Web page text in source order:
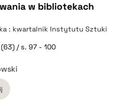
w bibliotekach
: kwartalnik Instytutu Sztuki
(63) / s. 97 - 100